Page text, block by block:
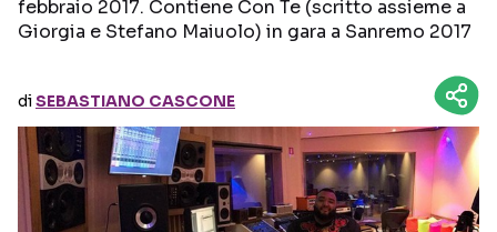
Seguici sui social
febbraio 2017. Contiene Con Te (scritto assieme a
Giorgia e Stefano Maiuolo) in gara a Sanremo 2017
diSEBASTIANO CASCONE